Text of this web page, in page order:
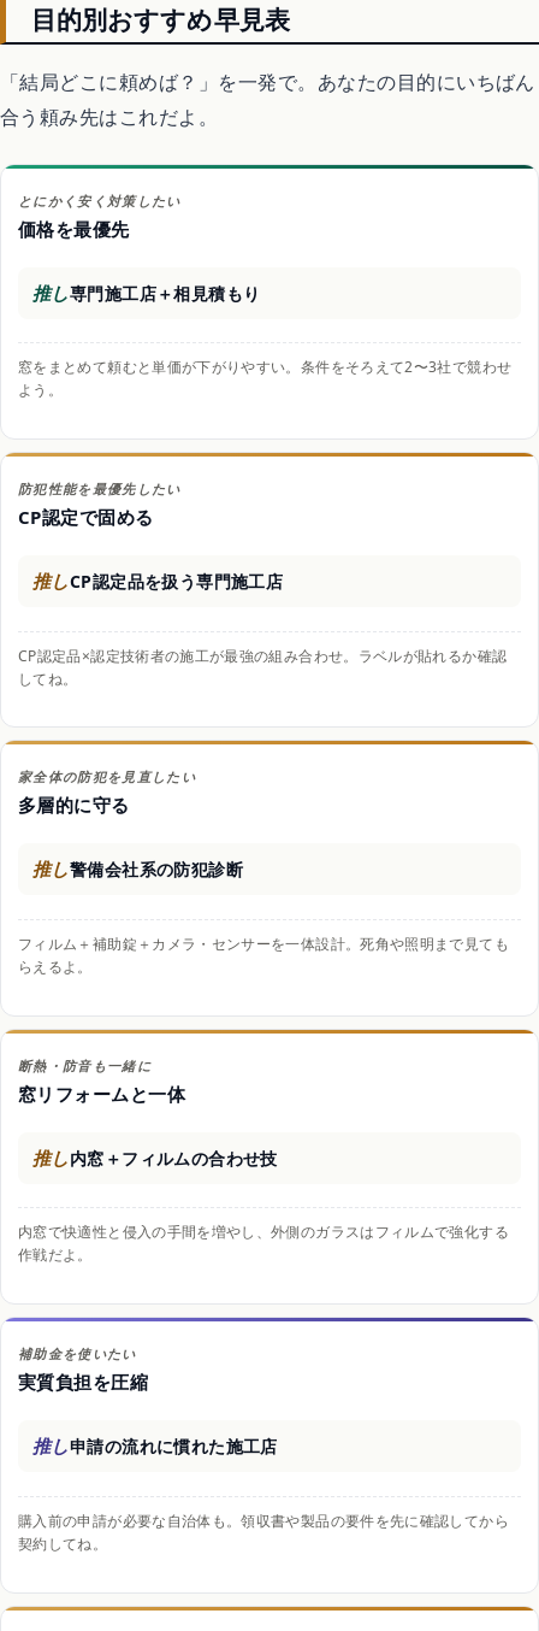
目的別おすすめ早見表
「結局どこに頼めば？」を一発で。あなたの目的にいちばん
合う頼み先はこれだよ。
とにかく安く対策したい
価格を最優先
推し専門施工店＋相見積もり
窓をまとめて頼むと単価が下がりやすい。条件をそろえて2〜3社で競わせ
よう。
防犯性能を最優先したい
CP認定で固める
推しCP認定品を扱う専門施工店
CP認定品×認定技術者の施工が最強の組み合わせ。ラベルが貼れるか確認
してね。
家全体の防犯を見直したい
多層的に守る
推し警備会社系の防犯診断
フィルム＋補助錠＋カメラ・センサーを一体設計。死角や照明まで見ても
らえるよ。
断熱・防音も一緒に
窓リフォームと一体
推し内窓＋フィルムの合わせ技
内窓で快適性と侵入の手間を増やし、外側のガラスはフィルムで強化する
作戦だよ。
補助金を使いたい
実質負担を圧縮
推し申請の流れに慣れた施工店
購入前の申請が必要な自治体も。領収書や製品の要件を先に確認してから
契約してね。